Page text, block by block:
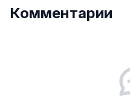
Комментарии